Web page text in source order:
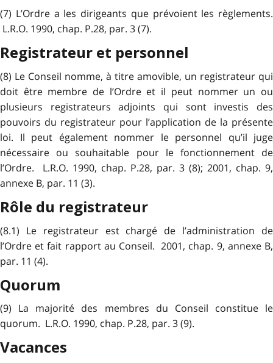
(7) L’Ordre a les dirigeants que prévoient les règlements.
L.R.O. 1990, chap. P.28, par. 3 (7).
Registrateur et personnel
(8) Le Conseil nomme, à titre amovible, un registrateur qui
doit être membre de l’Ordre et il peut nommer un ou
plusieurs registrateurs adjoints qui sont investis des
pouvoirs du registrateur pour l’application de la présente
loi. Il peut également nommer le personnel qu’il juge
nécessaire ou souhaitable pour le fonctionnement de
l’Ordre. L.R.O. 1990, chap. P.28, par. 3 (8); 2001, chap. 9,
annexe B, par. 11 (3).
Rôle du registrateur
(8.1) Le registrateur est chargé de l’administration de
l’Ordre et fait rapport au Conseil. 2001, chap. 9, annexe B,
par. 11 (4).
Quorum
(9) La majorité des membres du Conseil constitue le
quorum. L.R.O. 1990, chap. P.28, par. 3 (9).
Vacances